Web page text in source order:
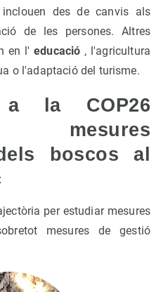
des de canvis als
de les persones. Altres
en l'educació , l'agricultura
o l'adaptació del turisme.
la COP26
mesures
boscos al
per estudiar mesures
mesures de gestió